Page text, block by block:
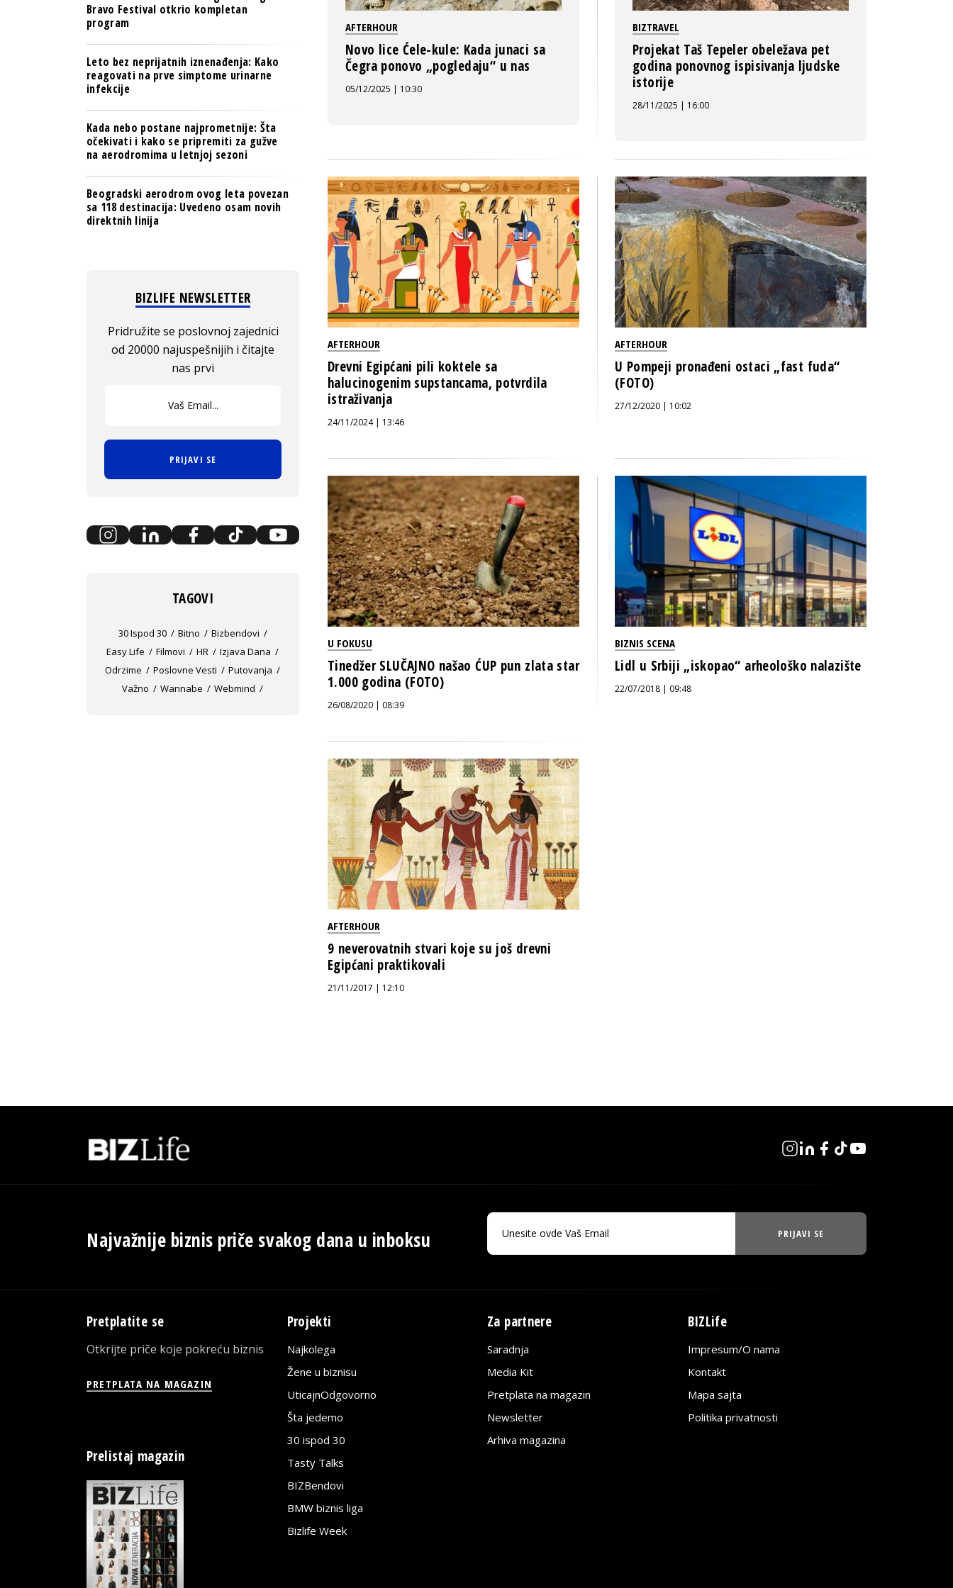
AFTERHOUR
Novo lice Ćele-kule: Kada junaci sa
Čegra ponovo „pogledaju“ u nas
05/12/2025 | 10:30
BIZTRAVEL
Projekat Taš Tepeler obeležava pet
godina ponovnog ispisivanja ljudske
istorije
28/11/2025 | 16:00
AFTERHOUR
Drevni Egipćani pili koktele sa
halucinogenim supstancama, potvrdila
istraživanja
24/11/2024 | 13:46
AFTERHOUR
U Pompeji pronađeni ostaci „fast fuda“
(FOTO)
27/12/2020 | 10:02
U FOKUSU
Tinedžer SLUČAJNO našao ĆUP pun zlata star
1.000 godina (FOTO)
26/08/2020 | 08:39
BIZNIS SCENA
Lidl u Srbiji „iskopao“ arheološko nalazište
22/07/2018 | 09:48
AFTERHOUR
9 neverovatnih stvari koje su još drevni
Egipćani praktikovali
21/11/2017 | 12:10
Bravo Festival otkrio kompletan
program
Leto bez neprijatnih iznenađenja: Kako
reagovati na prve simptome urinarne
infekcije
Kada nebo postane najprometnije: Šta
očekivati i kako se pripremiti za gužve
na aerodromima u letnjoj sezoni
Beogradski aerodrom ovog leta povezan
sa 118 destinacija: Uvedeno osam novih
direktnih linija
BIZLIFE NEWSLETTER
Pridružite se poslovnoj zajednici
od 20000 najuspešnijih i čitajte
nas prvi
PRIJAVI SE
TAGOVI
30 Ispod 30 Bitno
Bizbendovi
Easy Life
Filmovi HR
Izjava Dana
Odrzime
Poslovne Vesti
Putovanja
Važno
Wannabe Webmind
Najvažnije biznis priče svakog dana u inboksu PRIJAVI SE
Pretplatite se
Otkrijte priče koje pokreću biznis
PRETPLATA NA MAGAZIN
Prelistaj magazin
Projekti
Najkolega
Žene u biznisu
UticajnOdgovorno
Šta jedemo
30 ispod 30
Tasty Talks
BIZBendovi
BMW biznis liga
Bizlife Week
Za partnere
Saradnja
Media Kit
Pretplata na magazin
Newsletter
Arhiva magazina
BIZLife
Impresum/O nama
Kontakt
Mapa sajta
Politika privatnosti